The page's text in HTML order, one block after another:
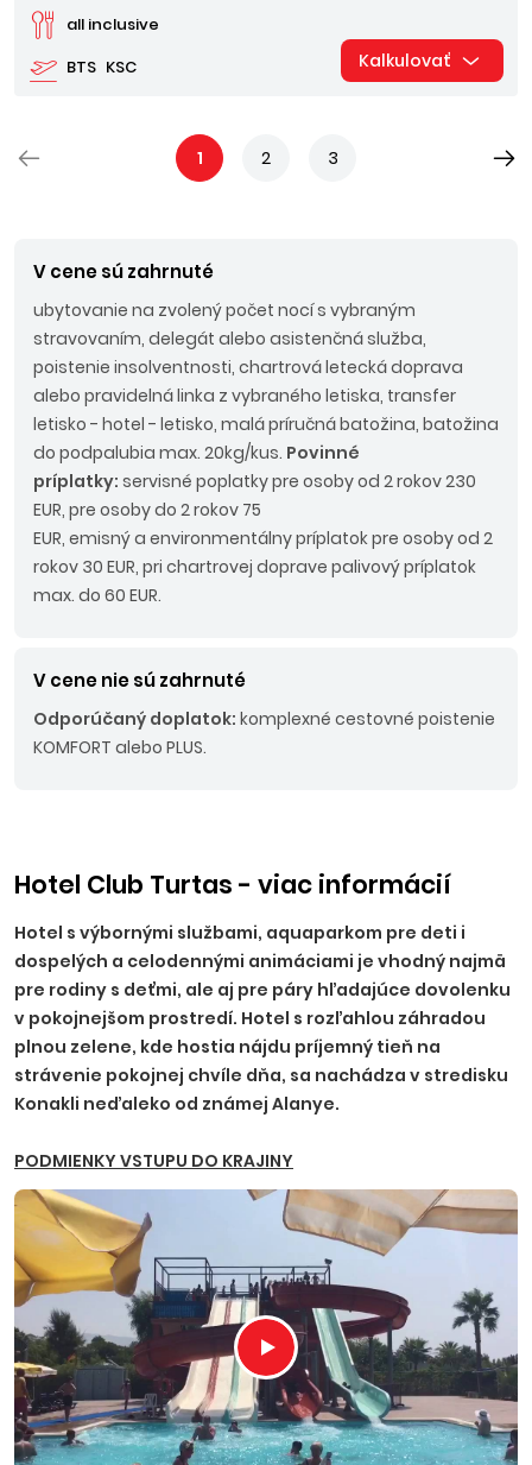
BTS KSC
all inclusive
Kalkulovať
1 2 3
V cene sú zahrnuté
ubytovanie na zvolený počet nocí s vybraným
stravovaním, delegát alebo asistenčná služba,
poistenie insolventnosti, chartrová letecká doprava
alebo pravidelná linka z vybraného letiska, transfer
letisko - hotel - letisko, malá príručná batožina, batožina
do podpalubia max. 20kg/kus. Povinné
príplatky: servisné poplatky pre osoby od 2 rokov 230
EUR, pre osoby do 2 rokov 75
EUR, emisný a environmentálny príplatok pre osoby od 2
rokov 30 EUR, pri chartrovej doprave palivový príplatok
max. do 60 EUR.
V cene nie sú zahrnuté
Odporúčaný doplatok: komplexné cestovné poistenie
KOMFORT alebo PLUS.
Hotel Club Turtas - viac informácií
Hotel s výbornými službami, aquaparkom pre deti i
dospelých a celodennými animáciami je vhodný najmä
pre rodiny s deťmi, ale aj pre páry hľadajúce dovolenku
v pokojnejšom prostredí. Hotel s rozľahlou záhradou
plnou zelene, kde hostia nájdu príjemný tieň na
strávenie pokojnej chvíle dňa, sa nachádza v stredisku
Konakli neďaleko od známej Alanye.
PODMIENKY VSTUPU DO KRAJINY